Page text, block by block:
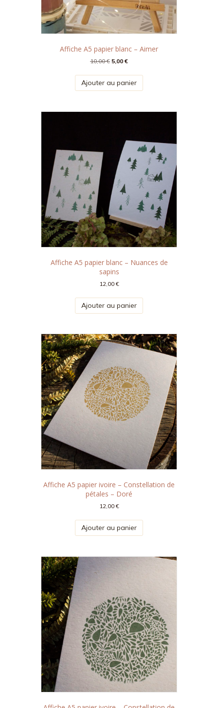
Affiche A5 papier blanc – Aimer
10,00€ Le
initial
était :
10,00 €.
5,00 €Le
actuel
est :
5,00 €.
Ajouter au panier
Affiche A5 papier blanc – Nuances de
sapins
12,00€
Ajouter au panier
Affiche A5 papier ivoire – Constellation de
pétales – Doré
12,00€
Ajouter au panier